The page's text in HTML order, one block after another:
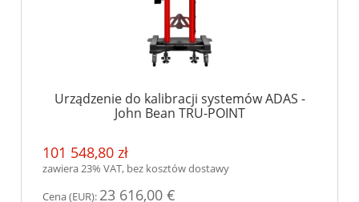
Urządzenie do kalibracji systemów ADAS -
John Bean TRU-POINT
101 548,80 zł
zawiera 23% VAT, bez kosztów dostawy
Cena (EUR): 23 616,00 €